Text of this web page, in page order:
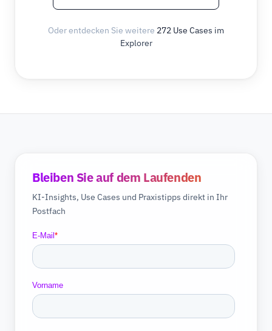
Oder entdecken Sie weitere 272 Use Cases im
Explorer
Bleiben Sie auf dem Laufenden
KI-Insights, Use Cases und Praxistipps direkt in Ihr
Postfach